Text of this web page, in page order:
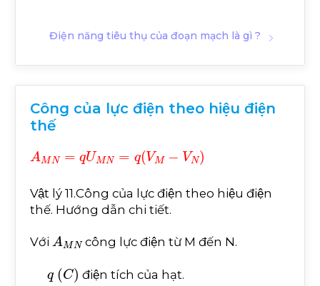
Điện năng tiêu thụ của đoạn mạch là gì ?
Công của lực điện theo hiệu điện
thế
A
UM VM N
Vật lý 11.Công của lực điện theo hiệu điện
thế. Hướng dẫn chi tiết.
Với A công lực điện từ M đến N.
C điện tích của hạt.